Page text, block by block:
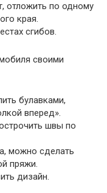
отложить по одному
края.
сгибов.
булавками,
вперед».
швы по
можно сделать
пряжи.
дизайн.